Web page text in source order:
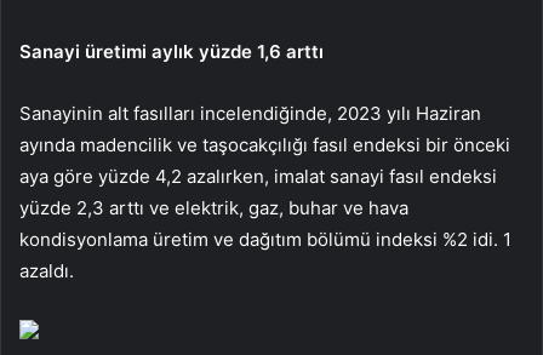
Sanayi üretimi aylık yüzde 1,6 arttı
Sanayinin alt fasılları incelendiğinde, 2023 yılı Haziran
ayında madencilik ve taşocakçılığı fasıl endeksi bir önceki
aya göre yüzde 4,2 azalırken, imalat sanayi fasıl endeksi
yüzde 2,3 arttı ve elektrik, gaz, buhar ve hava
kondisyonlama üretim ve dağıtım bölümü indeksi %2 idi. 1
azaldı.